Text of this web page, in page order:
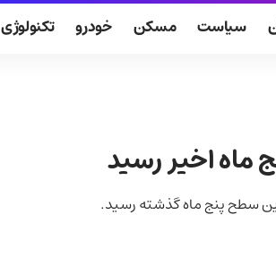
سیاست مسکن خودرو تکنولوژی
اخیر رسید